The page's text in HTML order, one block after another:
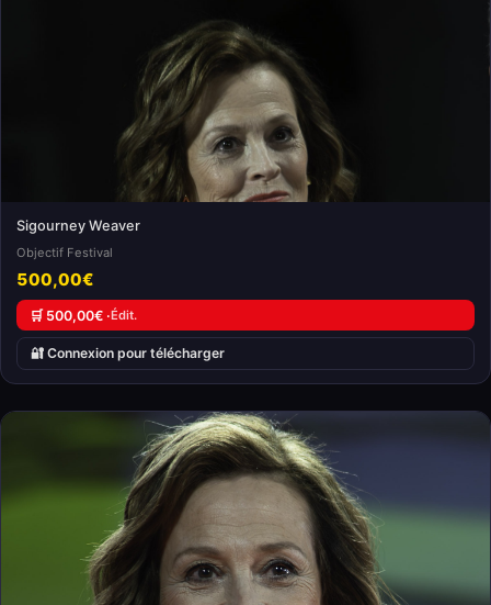
Sigourney Weaver
Objectif Festival
500,00€
🛒 500,00€ ·Édit.
🔐 Connexion pour télécharger